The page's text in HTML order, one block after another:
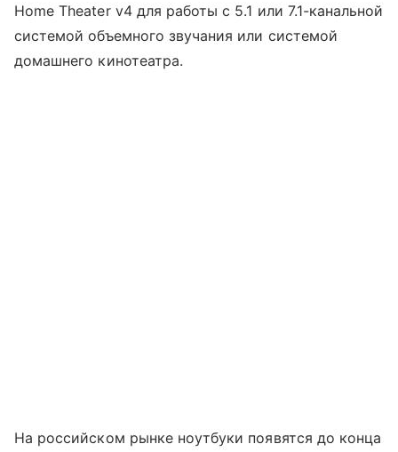
Home Theater v4 для работы с 5.1 или 7.1-канальной
системой объемного звучания или системой
домашнего кинотеатра.
На российском рынке ноутбуки появятся до конца